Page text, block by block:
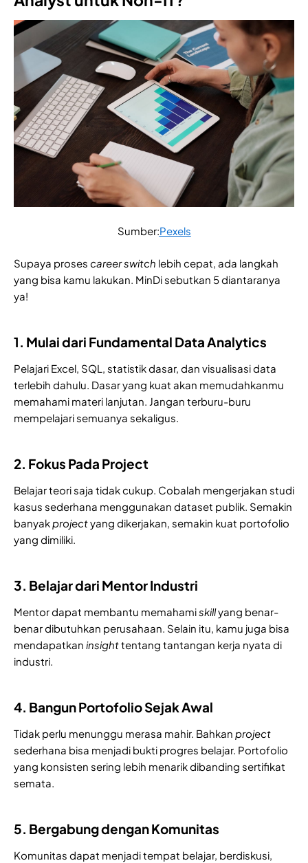
Sumber:Pexels
Supaya proses career switch lebih cepat, ada langkah
yang bisa kamu lakukan. MinDi sebutkan 5 diantaranya
ya!
1. Mulai dari Fundamental Data Analytics
Pelajari Excel, SQL, statistik dasar, dan visualisasi data
terlebih dahulu. Dasar yang kuat akan memudahkanmu
memahami materi lanjutan. Jangan terburu-buru
mempelajari semuanya sekaligus.
2. Fokus Pada Project
Belajar teori saja tidak cukup. Cobalah mengerjakan studi
kasus sederhana menggunakan dataset publik. Semakin
banyakprojectyang dikerjakan, semakin kuat portofolio
yang dimiliki.
3. Belajar dari Mentor Industri
Mentor dapat membantu memahamiskillyang benar-
benar dibutuhkan perusahaan. Selain itu, kamu juga bisa
mendapatkan insighttentang tantangan kerja nyata di
industri.
4. Bangun Portofolio Sejak Awal
Tidak perlu menunggu merasa mahir. Bahkan project
sederhana bisa menjadi bukti progres belajar. Portofolio
yang konsisten sering lebih menarik dibanding sertifikat
semata.
5. Bergabung dengan Komunitas
Komunitas dapat menjadi tempat belajar, berdiskusi,